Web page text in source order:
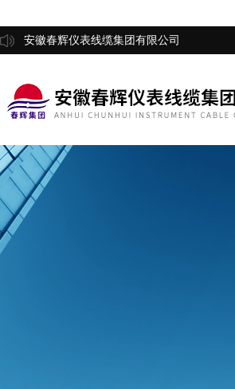
安徽春辉仪表线缆集团有限公司